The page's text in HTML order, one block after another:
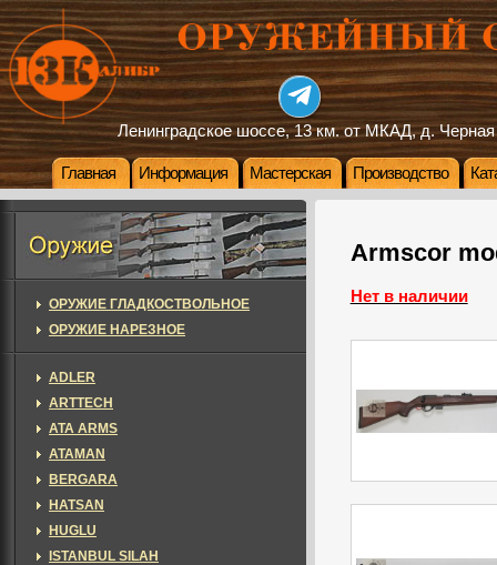
Ленинградское шоссе, 13 км. от МКАД, д. Черная
Главная Информация Мастерская Производство
Armscor
Нет в наличии
ОРУЖИЕ ГЛАДКОСТВОЛЬНОЕ
ОРУЖИЕ НАРЕЗНОЕ
ADLER
ARTTECH
ATA ARMS
ATAMAN
BERGARA
HATSAN
HUGLU
ISTANBUL SILAH